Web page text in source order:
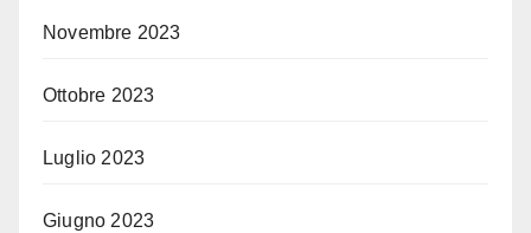
Novembre 2023
Ottobre 2023
Luglio 2023
Giugno 2023